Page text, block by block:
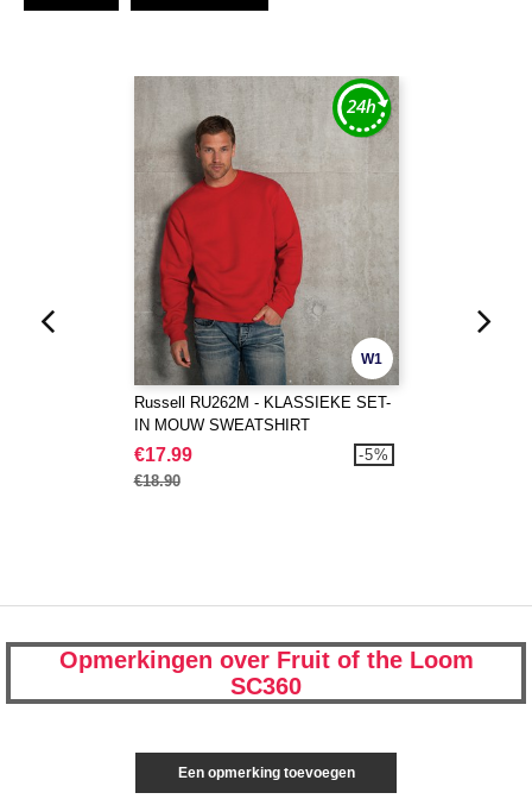
W1
Russell RU262M - KLASSIEKE SET-
IN MOUW SWEATSHIRT
€17.99
€18.90
-5%
Opmerkingen over Fruit of the Loom
SC360
Een opmerking toevoegen